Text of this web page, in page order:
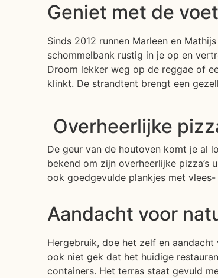
Geniet met de
Sinds 2012 runnen Marleen en
schommelbank rustig in je op en
Droom lekker weg op de reggae of
klinkt. De strandtent brengt een
Overheerlijke
De geur van de houtoven komt je al
bekend om zijn overheerlijke pizza’s
ook goedgevulde plankjes met
Aandacht voor
Hergebruik, doe het zelf en
ook niet gek dat het huidige
containers. Het terras staat gevuld